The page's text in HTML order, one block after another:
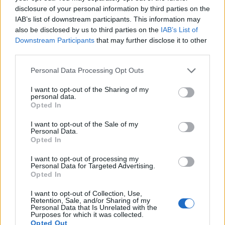
disclosure of your personal information by third parties on the
IAB’s list of downstream participants. This information may
also be disclosed by us to third parties on the IAB’s List of
Downstream Participants that may further disclose it to other
Personal Data Processing Opt Outs
I want to opt-out of the Sharing of my
personal data.
Opted In
I want to opt-out of the Sale of my
Personal Data.
Opted In
I want to opt-out of processing my
Personal Data for Targeted Advertising.
Opted In
I want to opt-out of Collection, Use,
Retention, Sale, and/or Sharing of my
Personal Data that Is Unrelated with the
Purposes for which it was collected.
Opted Out
«Από μια ειρηνική εκδήλωση διαμαρτυρίας δεν